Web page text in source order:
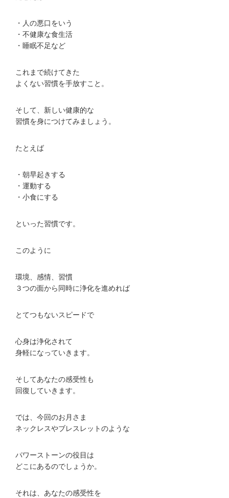
・人の悪口をいう
・不健康な食生活
・睡眠不足など
これまで続けてきた
よくない習慣を手放すこと。
そして、新しい健康的な
習慣を身につけてみましょう。
たとえば
・朝早起きする
・運動する
・小食にする
といった習慣です。
このように
環境、感情、習慣
３つの面から同時に浄化を進めれば
とてつもないスピードで
心身は浄化されて
身軽になっていきます。
そしてあなたの感受性も
回復していきます。
では、今回のお月さま
ネックレスやブレスレットのような
パワーストーンの役目は
どこにあるのでしょうか。
それは、あなたの感受性を